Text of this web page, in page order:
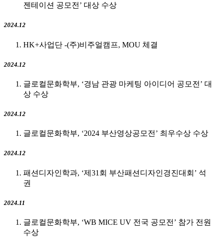
젠테이션 공모전’ 대상 수상
2024.12
HK+사업단 -(주)비주얼캠프, MOU 체결
2024.12
글로컬문화학부, ‘경남 관광 마케팅 아이디어 공모전’ 대
상 수상
2024.12
글로컬문화학부, ‘2024 부산영상공모전’ 최우수상 수상
2024.12
패션디자인학과, ‘제31회 부산패션디자인경진대회’ 석
권
2024.11
글로컬문화학부, ‘WB MICE UV 전국 공모전’ 참가 전원
수상